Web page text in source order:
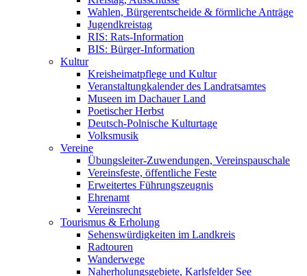
Wahlen, Bürgerentscheide & förmliche Anträge
Jugendkreistag
RIS: Rats-Information
BIS: Bürger-Information
Kultur
Kreisheimatpflege und Kultur
Veranstaltungkalender des Landratsamtes
Museen im Dachauer Land
Poetischer Herbst
Deutsch-Polnische Kulturtage
Volksmusik
Vereine
Übungsleiter-Zuwendungen, Vereinspauschale
Vereinsfeste, öffentliche Feste
Erweitertes Führungszeugnis
Ehrenamt
Vereinsrecht
Tourismus & Erholung
Sehenswürdigkeiten im Landkreis
Radtouren
Wanderwege
Naherholungsgebiete, Karlsfelder See